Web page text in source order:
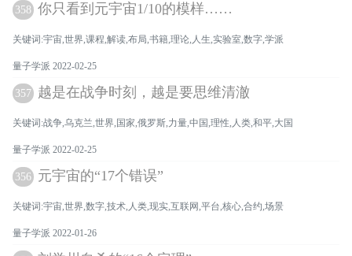
358 你只看到元宇宙1/10的模样……
关键词:宇宙,世界,课程,解读,布局,书籍,理论,人生,实验室,数字,学派
量子学派 2022-02-25
357 越是在战争时刻，越是要思维清澈
关键词:战争,乌克兰,世界,国家,俄罗斯,力量,中国,理性,人类,和平,大国
量子学派 2022-02-25
356 元宇宙的“17个错误”
关键词:宇宙,世界,数字,技术,人类,现实,互联网,平台,核心,合约,场景
量子学派 2022-01-26